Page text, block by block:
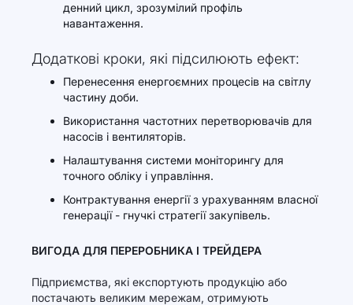
денний цикл, зрозумілий профіль
навантаження.
Додаткові кроки, які підсилюють ефект:
Перенесення енергоємних процесів на світлу
частину доби.
Використання частотних перетворювачів для
насосів і вентиляторів.
Налаштування системи моніторингу для
точного обліку і управління.
Контрактування енергії з урахуванням власної
генерації - гнучкі стратегії закупівель.
ВИГОДА ДЛЯ ПЕРЕРОБНИКА І ТРЕЙДЕРА
Підприємства, які експортують продукцію або
постачають великим мережам, отримують